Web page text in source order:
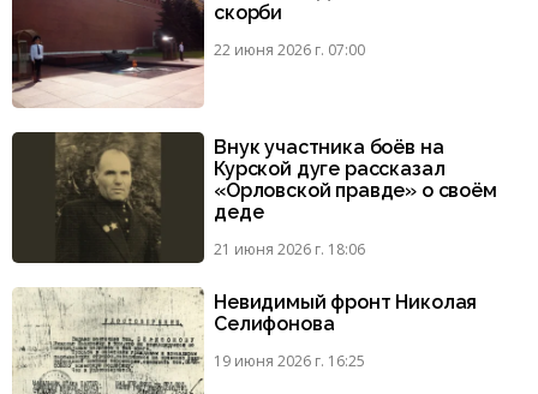
скорби
22 июня 2026 г. 07:00
Внук участника боёв на
Курской дуге рассказал
«Орловской правде» о своём
деде
21 июня 2026 г. 18:06
Невидимый фронт Николая
Селифонова
19 июня 2026 г. 16:25